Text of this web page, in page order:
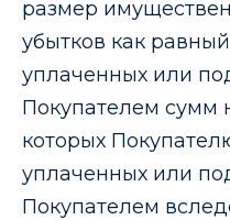
размер
убытков как
уплаченных или
Покупателем сумм
которых
уплаченных или
Покупателем